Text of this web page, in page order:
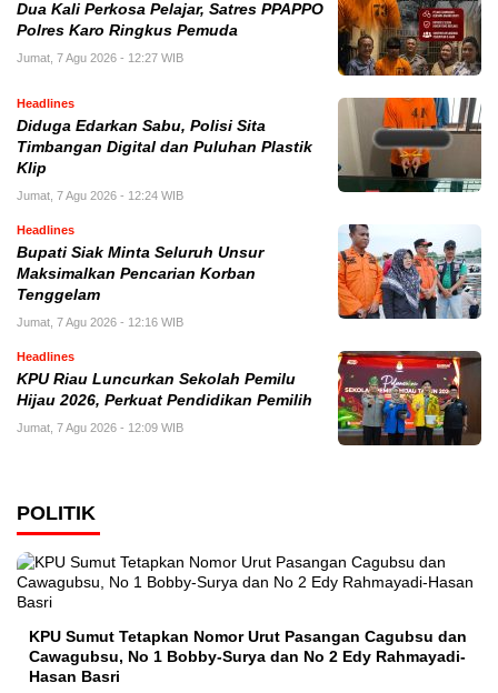
Dua Kali Perkosa Pelajar, Satres PPAPPO
Polres Karo Ringkus Pemuda
Jumat, 7 Agu 2026 - 12:27 WIB
Headlines
Diduga Edarkan Sabu, Polisi Sita
Timbangan Digital dan Puluhan Plastik
Klip
Jumat, 7 Agu 2026 - 12:24 WIB
Headlines
Bupati Siak Minta Seluruh Unsur
Maksimalkan Pencarian Korban
Tenggelam
Jumat, 7 Agu 2026 - 12:16 WIB
Headlines
KPU Riau Luncurkan Sekolah Pemilu
Hijau 2026, Perkuat Pendidikan Pemilih
Jumat, 7 Agu 2026 - 12:09 WIB
POLITIK
KPU Sumut Tetapkan Nomor Urut Pasangan Cagubsu dan
Cawagubsu, No 1 Bobby-Surya dan No 2 Edy Rahmayadi-
Hasan Basri